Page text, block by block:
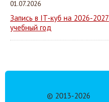
01.07.2026
Запись в IT-куб на 2026-2027
учебный год
© 2013-2026